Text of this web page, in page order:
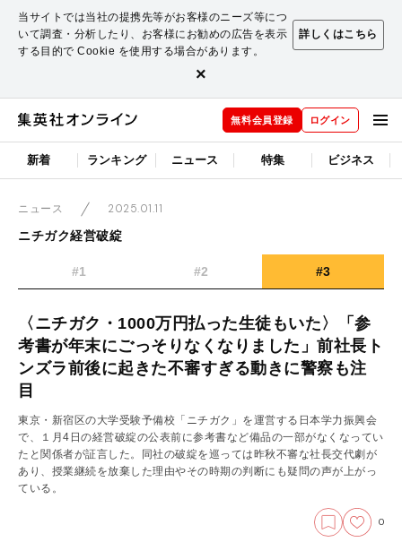
当サイトでは当社の提携先等がお客様のニーズ等につ
いて調査・分析したり、お客様にお勧めの広告を表示
する目的で Cookie を使用する場合があります。
詳しくはこちら
×
無料会員登録 ログイン
新着 ランキング ニュース 特集 ビジネス
ニュース
2025.01.11
ニチガク経営破綻
#1 #2 #3
〈ニチガク・1000万円払った生徒もいた〉「参
考書が年末にごっそりなくなりました」前社長ト
ンズラ前後に起きた不審すぎる動きに警察も注
目
東京・新宿区の大学受験予備校「ニチガク」を運営する日本学力振興会
で、１月4日の経営破綻の公表前に参考書など備品の一部がなくなってい
たと関係者が証言した。同社の破綻を巡っては昨秋不審な社長交代劇が
あり、授業継続を放棄した理由やその時期の判断にも疑問の声が上がっ
ている。
0